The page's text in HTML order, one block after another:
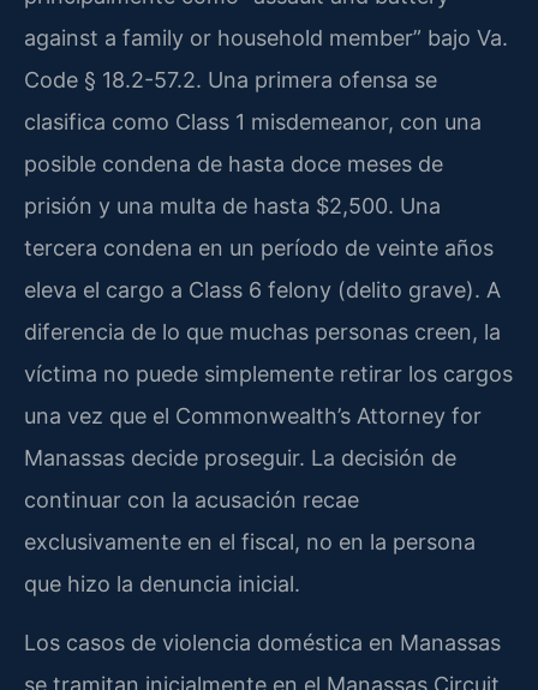
against a family or household member” bajo Va.
Code § 18.2-57.2. Una primera ofensa se
clasifica como Class 1 misdemeanor, con una
posible condena de hasta doce meses de
prisión y una multa de hasta $2,500. Una
tercera condena en un período de veinte años
eleva el cargo a Class 6 felony (delito grave). A
diferencia de lo que muchas personas creen, la
víctima no puede simplemente retirar los cargos
una vez que el Commonwealth’s Attorney for
Manassas decide proseguir. La decisión de
continuar con la acusación recae
exclusivamente en el fiscal, no en la persona
que hizo la denuncia inicial.
Los casos de violencia doméstica en Manassas
se tramitan inicialmente en el Manassas Circuit